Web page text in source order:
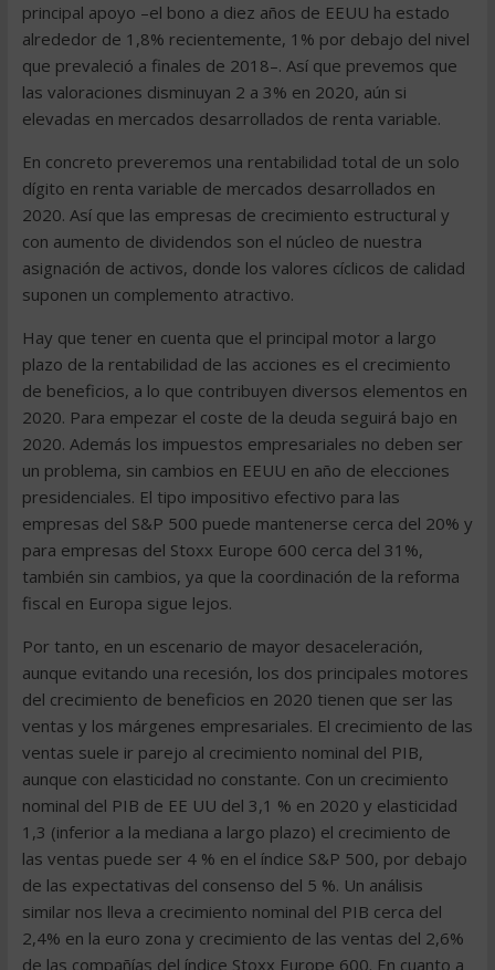
principal apoyo –el bono a diez años de EEUU ha estado
alrededor de 1,8% recientemente, 1% por debajo del nivel
que prevaleció a finales de 2018–. Así que prevemos que
las valoraciones disminuyan 2 a 3% en 2020, aún si
elevadas en mercados desarrollados de renta variable.
En concreto preveremos una rentabilidad total de un solo
dígito en renta variable de mercados desarrollados en
2020. Así que las empresas de crecimiento estructural y
con aumento de dividendos son el núcleo de nuestra
asignación de activos, donde los valores cíclicos de calidad
suponen un complemento atractivo.
Hay que tener en cuenta que el principal motor a largo
plazo de la rentabilidad de las acciones es el crecimiento
de beneficios, a lo que contribuyen diversos elementos en
2020. Para empezar el coste de la deuda seguirá bajo en
2020. Además los impuestos empresariales no deben ser
un problema, sin cambios en EEUU en año de elecciones
presidenciales. El tipo impositivo efectivo para las
empresas del S&P 500 puede mantenerse cerca del 20% y
para empresas del Stoxx Europe 600 cerca del 31%,
también sin cambios, ya que la coordinación de la reforma
fiscal en Europa sigue lejos.
Por tanto, en un escenario de mayor desaceleración,
aunque evitando una recesión, los dos principales motores
del crecimiento de beneficios en 2020 tienen que ser las
ventas y los márgenes empresariales. El crecimiento de las
ventas suele ir parejo al crecimiento nominal del PIB,
aunque con elasticidad no constante. Con un crecimiento
nominal del PIB de EE UU del 3,1 % en 2020 y elasticidad
1,3 (inferior a la mediana a largo plazo) el crecimiento de
las ventas puede ser 4 % en el índice S&P 500, por debajo
de las expectativas del consenso del 5 %. Un análisis
similar nos lleva a crecimiento nominal del PIB cerca del
2,4% en la euro zona y crecimiento de las ventas del 2,6%
de las compañías del índice Stoxx Europe 600. En cuanto a